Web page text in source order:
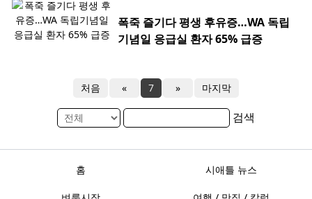
폭죽 즐기다 평생 후유증…WA 독립
기념일 응급실 환자 65% 급증
처음 « 7 » 마지막
검색
홈 시애틀 뉴스